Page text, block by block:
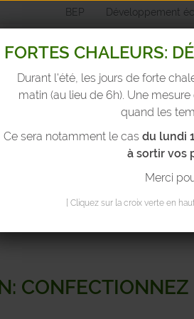
BEP Développement
Halloween: confectionnez 4
FORTES CHALEURS:
Durant l'été, les jours de forte
matin (au lieu de 6h). Une
quand les
Ce sera notamment le cas du lundi
à sortir vos
Merci
[ Cliquez sur la croix verte en